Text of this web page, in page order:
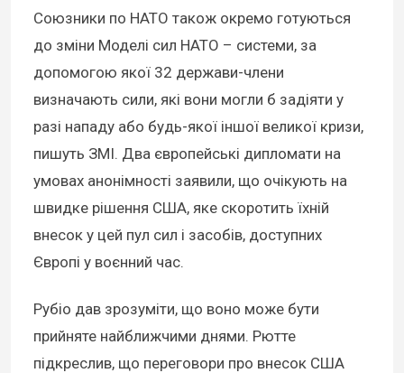
Союзники по НАТО також окремо готуються
до зміни Моделі сил НАТО – системи, за
допомогою якої 32 держави-члени
визначають сили, які вони могли б задіяти у
разі нападу або будь-якої іншої великої кризи,
пишуть ЗМІ. Два європейські дипломати на
умовах анонімності заявили, що очікують на
швидке рішення США, яке скоротить їхній
внесок у цей пул сил і засобів, доступних
Європі у воєнний час.
Рубіо дав зрозуміти, що воно може бути
прийняте найближчими днями. Рютте
підкреслив, що переговори про внесок США